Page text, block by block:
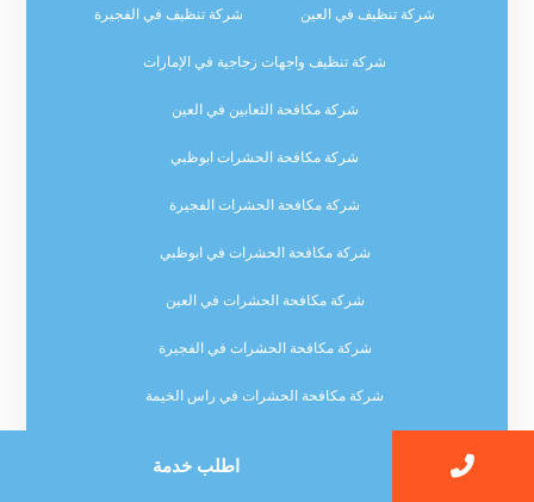
شركة تنظيف في العين شركة تنظيف في الفجيرة
شركة تنظيف واجهات زجاجية في الإمارات
شركة مكافحة الثعابين في العين
شركة مكافحة الحشرات ابوظبي
شركة مكافحة الحشرات الفجيرة
شركة مكافحة الحشرات في ابوظبي
شركة مكافحة الحشرات في العين
شركة مكافحة الحشرات في الفجيرة
شركة مكافحة الحشرات في راس الخيمة
اطلب خدمة